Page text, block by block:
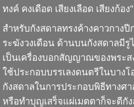
ทงค์ คงเดือด เสียงเลือด เสียงก้อง"
สำหรับกังสดาลทรงค้างคาวกางปี
ระฆังวงเดือนด้านบนกังสดาลมีรู
เป็นเครื่องบอกสัญญาณของพระ
ใช้ประกอบบรรเลงดนตรีในบาง
กังสดาลในการประกอบพิธีทางศ
หรือทำบุญเสร็จแผ่เมตตาก็จะตีกั